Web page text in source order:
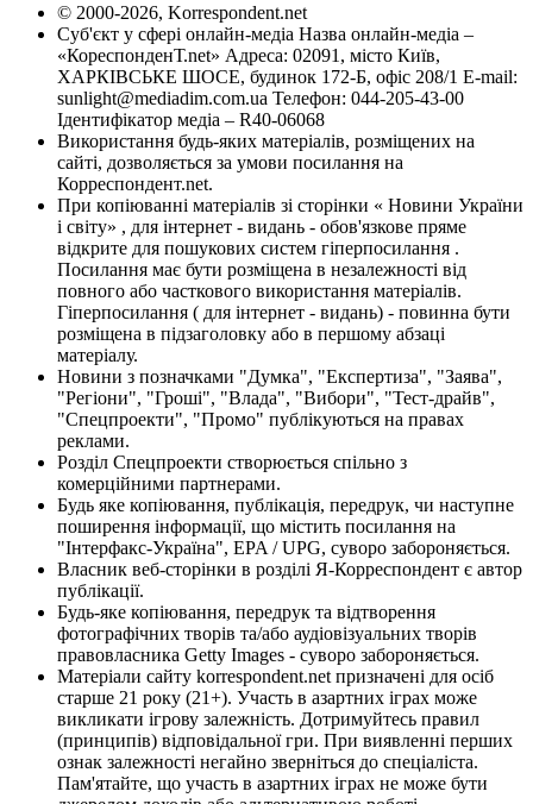
© 2000-2026, Korrespondent.net
Суб'єкт у сфері онлайн-медіа Назва онлайн-медіа –
«КореспонденТ.net» Адреса: 02091, місто Київ,
ХАРКІВСЬКЕ ШОСЕ, будинок 172-Б, офіс 208/1 E-mail:
sunlight@mediadim.com.ua Телефон: 044-205-43-00
Ідентифікатор медіа – R40-06068
Використання будь-яких матеріалів, розміщених на
сайті, дозволяється за умови посилання на
Корреспондент.net.
При копіюванні матеріалів зі сторінки « Новини України
і світу» , для інтернет - видань - обов'язкове пряме
відкрите для пошукових систем гіперпосилання .
Посилання має бути розміщена в незалежності від
повного або часткового використання матеріалів.
Гіперпосилання ( для інтернет - видань) - повинна бути
розміщена в підзаголовку або в першому абзаці
матеріалу.
Новини з позначками "Думка", "Експертиза", "Заява",
"Регіони", "Гроші", "Влада", "Вибори", "Тест-драйв",
"Спецпроекти", "Промо" публікуються на правах
реклами.
Розділ Спецпроекти створюється спільно з
комерційними партнерами.
Будь яке копіювання, публікація, передрук, чи наступне
поширення інформації, що містить посилання на
"Інтерфакс-Україна", EPA / UPG, суворо забороняється.
Власник веб-сторінки в розділі Я-Корреспондент є автор
публікації.
Будь-яке копіювання, передрук та відтворення
фотографічних творів та/або аудіовізуальних творів
правовласника Getty Images - суворо забороняється.
Матеріали сайту korrespondent.net призначені для осіб
старше 21 року (21+). Участь в азартних іграх може
викликати ігрову залежність. Дотримуйтесь правил
(принципів) відповідальної гри. При виявленні перших
ознак залежності негайно зверніться до спеціаліста.
Пам'ятайте, що участь в азартних іграх не може бути